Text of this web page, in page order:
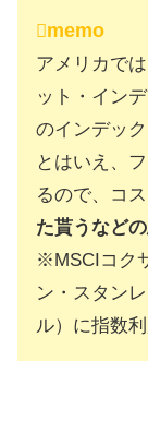
memo
アメリカで
ット・イン
のインデッ
とはいえ、
るので、コ
た貰うなど
※MSCIコク
ン・スタン
ル）に指数